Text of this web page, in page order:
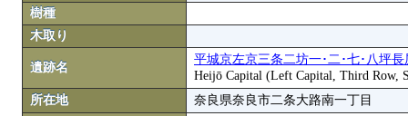
樹種
木取り
遺跡名
平城京左京三条二坊一･二･七･八坪長
Heijō Capital (Left Capital, Third Row,
所在地
奈良県奈良市二条大路南一丁目